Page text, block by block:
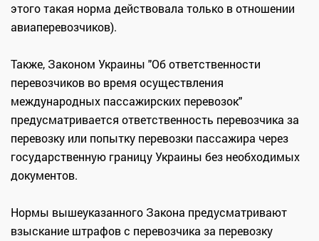
этого такая норма действовала только в отношении
авиаперевозчиков).
Также, Законом Украины "Об ответственности
перевозчиков во время осуществления
международных пассажирских перевозок"
предусматривается ответственность перевозчика за
перевозку или попытку перевозки пассажира через
государственную границу Украины без необходимых
документов.
Нормы вышеуказанного Закона предусматривают
взыскание штрафов с перевозчика за перевозку